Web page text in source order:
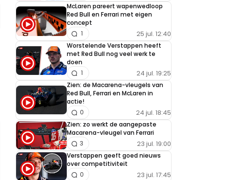
McLaren pareert wapenwedloop
Red Bull en Ferrari met eigen
concept
25 jul. 12:40
1
Worstelende Verstappen heeft
met Red Bull nog veel werk te
doen
24 jul. 19:25
1
Zien: de Macarena-vleugels van
Red Bull, Ferrari en McLaren in
actie!
24 jul. 18:45
0
Zien: zo werkt de aangepaste
Macarena-vleugel van Ferrari
23 jul. 19:00
3
Verstappen geeft goed nieuws
over competitiviteit
23 jul. 17:45
0